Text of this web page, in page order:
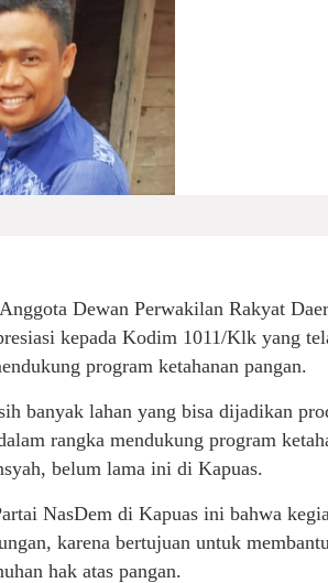
Anggota Dewan Perwakilan Rakyat
kepada Kodim 1011/Klk yang
program ketahanan pangan.
banyak lahan yang bisa dijadikan
rangka mendukung program
belum lama ini di Kapuas.
NasDem di Kapuas ini bahwa
karena bertujuan untuk
hak atas pangan.